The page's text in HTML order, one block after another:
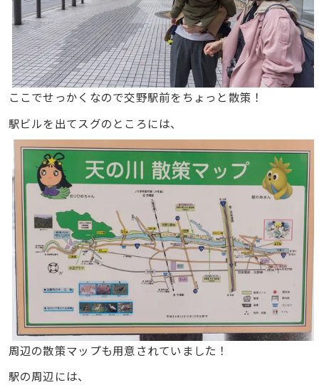
ここでせっかくなので交野駅前をちょっと散策！
駅ビルを出てスグのところには、
周辺の散策マップも用意されていました！
駅の周辺には、